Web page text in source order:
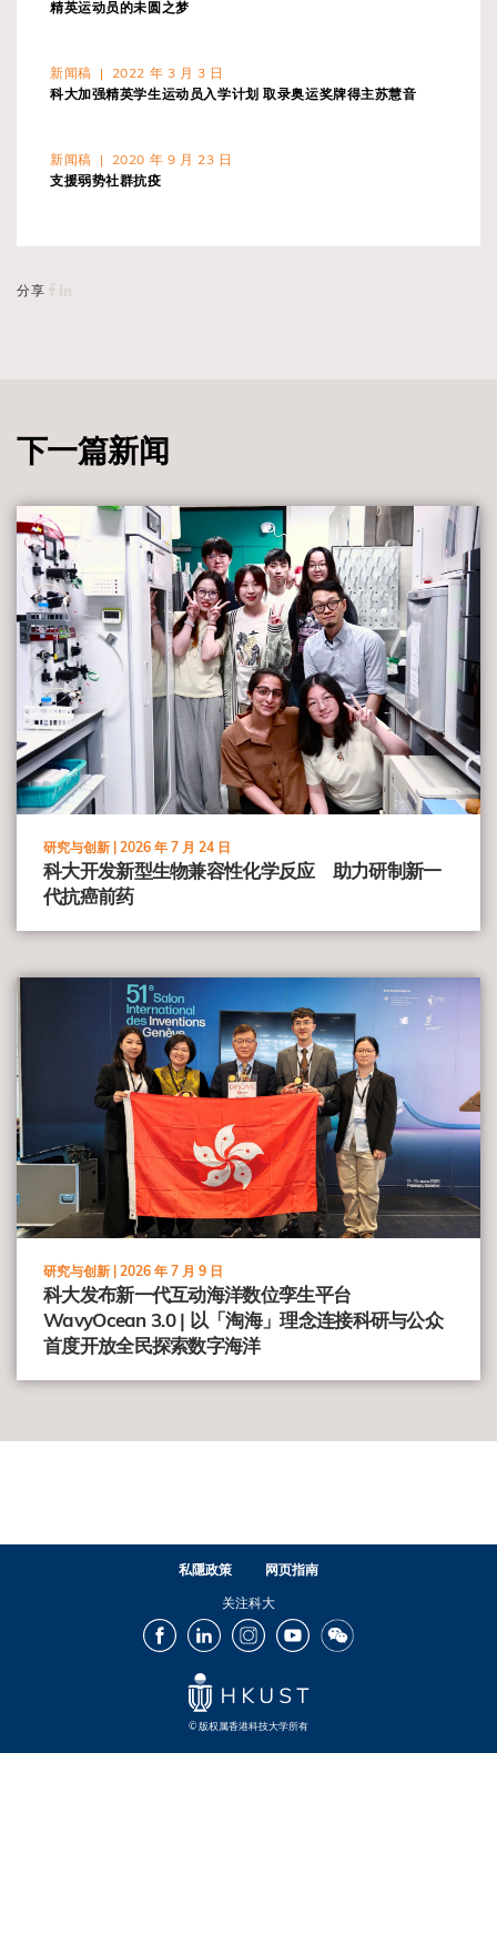
精英运动员的未圆之梦
新闻稿 | 2022 年 3 月 3 日
科大加强精英学生运动员入学计划 取录奥运奖牌得主苏慧音
新闻稿 | 2020 年 9 月 23 日
支援弱势社群抗疫
分享
下一篇新闻
研究与创新 | 2026 年 7 月 24 日
科大开发新型生物兼容性化学反应 助力研制新一
代抗癌前药
view
研究与创新 | 2026 年 7 月 9 日
科大发布新一代互动海洋数位孪生平台
WavyOcean 3.0 | 以「淘海」理念连接科研与公众
首度开放全民探索数字海洋
view
私隱政策
网页指南
关注科大
FacebookLinkedInInstagramYoutubeWechat
© 版权属香港科技大学所有